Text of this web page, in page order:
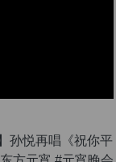
孙悦再唱《祝你平